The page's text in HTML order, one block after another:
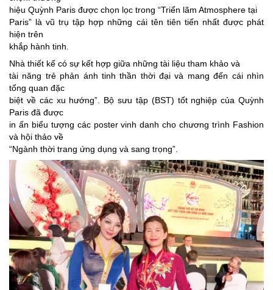
hiệu Quỳnh Paris được chọn lọc trong “Triển lãm Atmosphere tại
Paris” là vũ trụ tập hợp những cái tên tiên tiến nhất được phát
hiện trên
khắp hành tinh.
Nhà thiết kế có sự kết hợp giữa những tài liệu tham khảo và
tài năng trẻ phản ánh tinh thần thời đại và mang đến cái nhìn
tổng quan đặc
biệt về các xu hướng”. Bộ sưu tập (BST) tốt nghiệp của Quỳnh
Paris đã được
in ấn biểu tượng các poster vinh danh cho chương trình Fashion
và hội thảo về
“Ngành thời trang ứng dụng và sang trọng”.